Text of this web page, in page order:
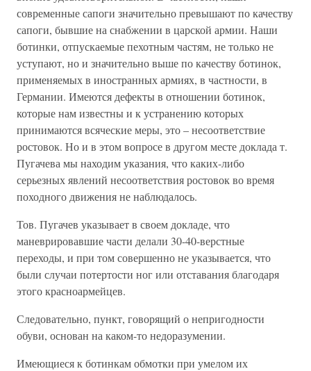
современные сапоги значительно превышают по качеству
сапоги, бывшие на снабжении в царской армии. Наши
ботинки, отпускаемые пехотным частям, не только не
уступают, но и значительно выше по качеству ботинок,
применяемых в иностранных армиях, в частности, в
Германии. Имеются дефекты в отношении ботинок,
которые нам известны и к устранению которых
принимаются всяческие меры, это – несоответствие
ростовок. Но и в этом вопросе в другом месте доклада т.
Пугачева мы находим указания, что каких-либо
серьезных явлений несоответствия ростовок во время
походного движения не наблюдалось.
Тов. Пугачев указывает в своем докладе, что
маневрировавшие части делали 30-40-верстные
переходы, и при том совершенно не указывается, что
были случаи потертости ног или отставания благодаря
этого красноармейцев.
Следовательно, пункт, говорящий о непригодности
обуви, основан на каком-то недоразумении.
Имеющиеся к ботинкам обмотки при умелом их